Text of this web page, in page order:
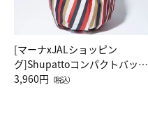
[マーナxJALショッピン
グ]Shupattoコンパクトバッグ
Drop JAL客室乗務員（LC）ス
3,960円 （税込）